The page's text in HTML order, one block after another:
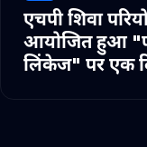
एचपी शिवा
आयोजित हुआ
लिंकेज" पर एक